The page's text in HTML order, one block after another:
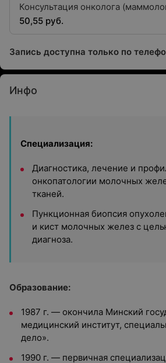
Консультация онколога
квалификационной категории
50,55 руб.
Запись доступна только по
Инфо
Специализация:
Диагностика, лечение и
онкопатологии молочных
тканей.
Пункционная биопсия
и кист молочных желез с
диагноза.
Образование:
1987 г. — окончила Минский
медицинский институт,
дело».
1990 г. — первичная